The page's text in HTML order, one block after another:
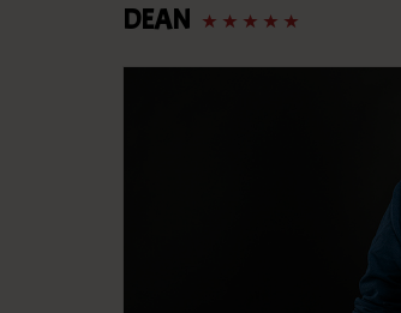
DEAN